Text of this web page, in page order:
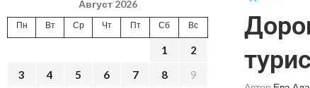
Август 2026
Пн Вт Ср Чт Пт Сб Вс
1
2
3
4 5 6 7 8
9